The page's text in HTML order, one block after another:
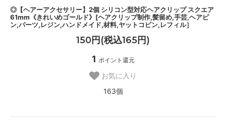
◎【ヘアーアクセサリー】2個 シリコン型対応ヘアクリップ スクエア
61mm《きれいめゴールド》[ヘアクリップ制作,髪留め,手芸,ヘアピ
ン,パーツ,レジン,ハンドメイド,材料,ヤットコピン,レフィル］
150円(税込165円)
1 ポイント還元
お気に入り
163個